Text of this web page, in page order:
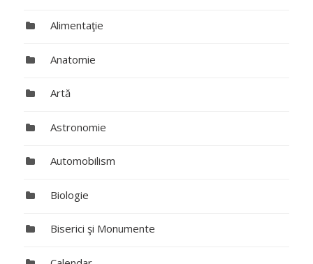
Alimentaţie
Anatomie
Artă
Astronomie
Automobilism
Biologie
Biserici şi Monumente